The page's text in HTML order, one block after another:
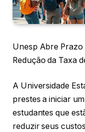
Unesp Abre Prazo
Redução da Taxa
A Universidade
prestes a iniciar
estudantes que
reduzir seus